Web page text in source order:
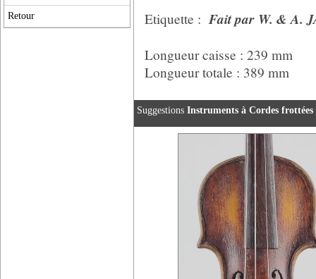
Retour Etiquette :Fait par W. & A.
Longueur caisse : 239 mm
Longueur totale : 389 mm
Suggestions Instruments à Cordes frottées